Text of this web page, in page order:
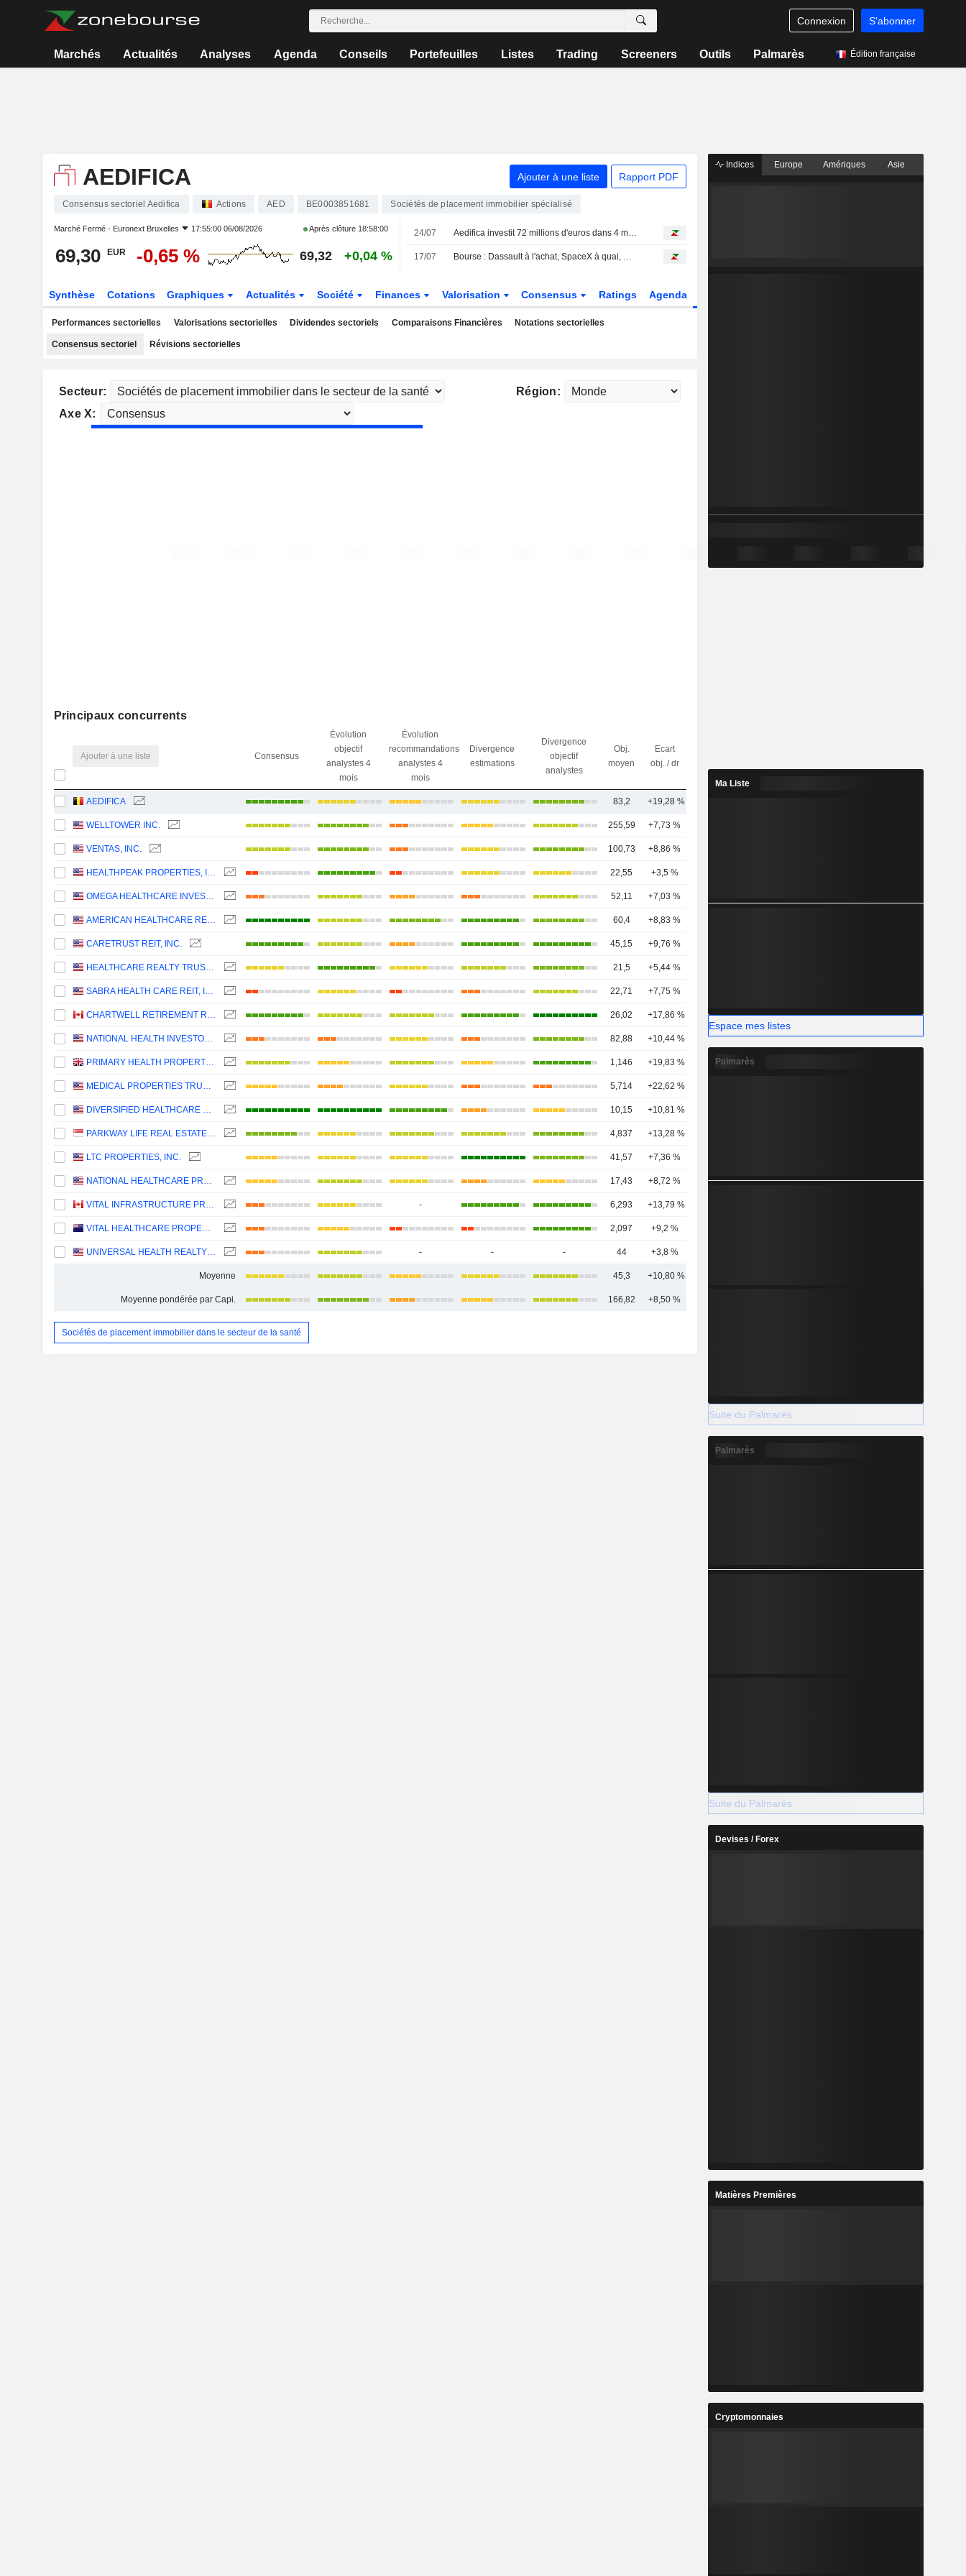
Connexion S'abonner
Marchés Actualités Analyses Agenda Conseils Portefeuilles Listes Trading Screeners Outils Palmarès Édition française
AEDIFICA Ajouter à une liste Rapport PDF
Consensus sectoriel Aedifica Actions AED BE0003851681 Sociétés de placement immobilier spécialisé
Marché Fermé - Euronext Bruxelles 17:55:00 06/08/2026 Après clôture 18:58:00
69,30 EUR -0,65 % 69,32 +0,04 %
24/07 Aedifica investit 72 millions d'euros dans 4 maisons de repos au Royaume-Uni et en Espagne
17/07 Bourse : Dassault à l'achat, SpaceX à quai, Netflix dans les choux
Synthèse Cotations Graphiques Actualités Société Finances Valorisation Consensus Ratings Agenda
Performances sectorielles Valorisations sectorielles Dividendes sectoriels Comparaisons Financières Notations sectorielles
Consensus sectoriel Révisions sectorielles
Secteur:
Région:
Axe X:
Principaux concurrents
Ajouter à une liste Consensus
Évolution
objectif
analystes 4
mois
Évolution
recommandations
analystes 4
mois
Divergence
estimations
Divergence
objectif
analystes
Obj.
moyen
Ecart
obj. / dr
AEDIFICA 83,2 +19,28 %
WELLTOWER INC. 255,59 +7,73 %
VENTAS, INC. 100,73 +8,86 %
HEALTHPEAK PROPERTIES, INC. 22,55 +3,5 %
OMEGA HEALTHCARE INVESTORS, INC. 52,11 +7,03 %
AMERICAN HEALTHCARE REIT, INC. 60,4 +8,83 %
CARETRUST REIT, INC. 45,15 +9,76 %
HEALTHCARE REALTY TRUST INCORPORATED 21,5 +5,44 %
SABRA HEALTH CARE REIT, INC. 22,71 +7,75 %
CHARTWELL RETIREMENT RESIDENCES 26,02 +17,86 % 11
NATIONAL HEALTH INVESTORS, INC. 82,88 +10,44 % 8
PRIMARY HEALTH PROPERTIES PLC 1,146 +19,83 %
MEDICAL PROPERTIES TRUST, INC. 5,714 +22,62 %
DIVERSIFIED HEALTHCARE TRUST 10,15 +10,81 %
PARKWAY LIFE REAL ESTATE INVESTMENT TRUST 4,837 +13,28 %
LTC PROPERTIES, INC. 41,57 +7,36 %
NATIONAL HEALTHCARE PROPERTIES, INC. 17,43 +8,72 % 7
VITAL INFRASTRUCTURE PROPERTY TRUST - 6,293 +13,79 %
VITAL HEALTHCARE PROPERTY TRUST 2,097 +9,2 %
UNIVERSAL HEALTH REALTY INCOME TRUST - - - 44 +3,8 %
Moyenne 45,3 +10,80 %
Moyenne pondérée par Capi. 166,82 +8,50 %
Sociétés de placement immobilier dans le secteur de la santé
Indices Europe Amériques Asie
Ma Liste
Espace mes listes
Palmarès
Suite du Palmarès
Palmarès
Suite du Palmarès
Devises / Forex
Matières Premières
Cryptomonnaies